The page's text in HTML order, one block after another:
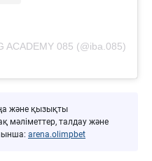
ACADEMY 085 (@iba.085)
және қызықты
мәліметтер, талдау және
arena.olimpbet